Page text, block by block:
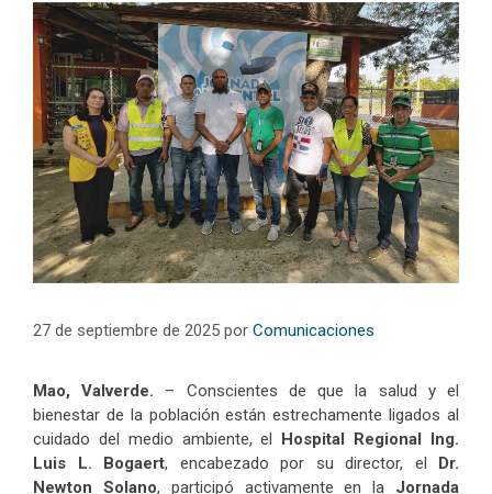
27 de septiembre de 2025 por Comunicaciones
Mao, Valverde. – Conscientes de que la salud y el
bienestar de la población están estrechamente ligados al
cuidado del medio ambiente, el Hospital Regional Ing.
Luis L. Bogaert, encabezado por su director, el Dr.
Newton Solano, participó activamente en la Jornada